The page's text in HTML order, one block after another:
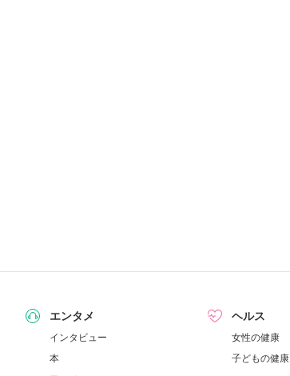
エンタメ
インタビュー
本
ヘルス
女性の健康
子どもの健康